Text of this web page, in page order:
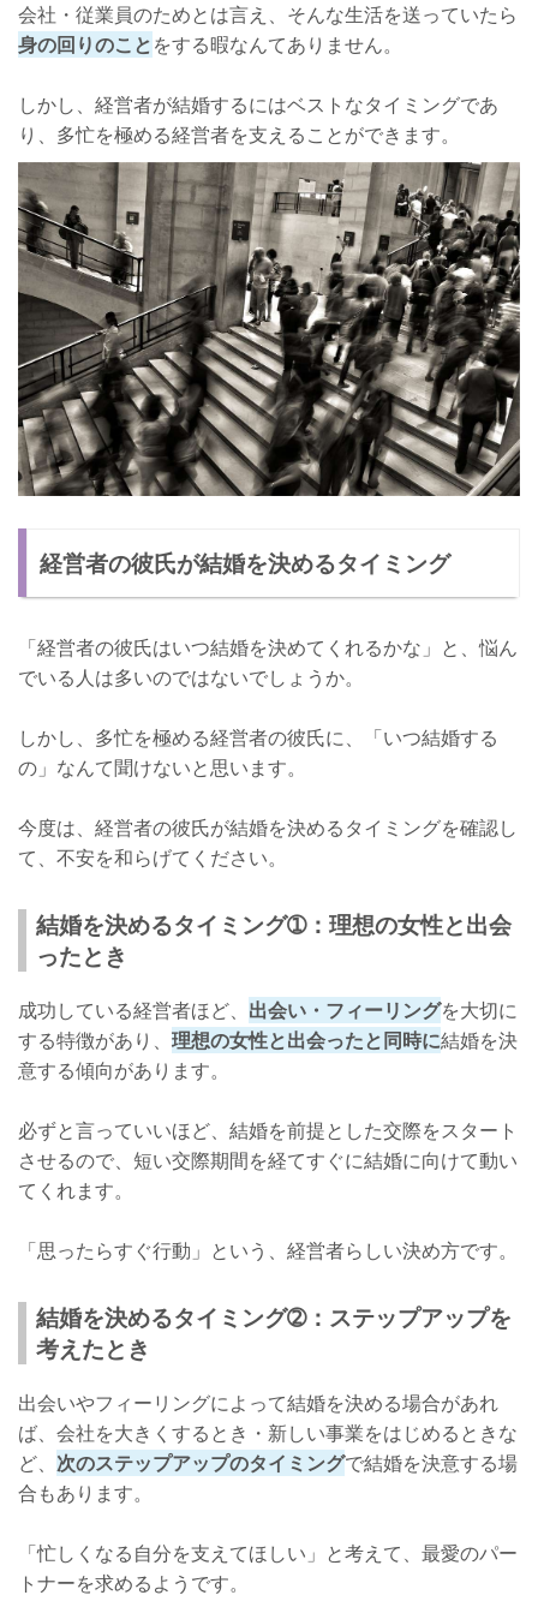
会社・従業員のためとは言え、そんな生活を送っていたら
身の回りのことをする暇なんてありません。
しかし、経営者が結婚するにはベストなタイミングであ
り、多忙を極める経営者を支えることができます。
経営者の彼氏が結婚を決めるタイミング
「経営者の彼氏はいつ結婚を決めてくれるかな」と、悩ん
でいる人は多いのではないでしょうか。
しかし、多忙を極める経営者の彼氏に、「いつ結婚する
の」なんて聞けないと思います。
今度は、経営者の彼氏が結婚を決めるタイミングを確認し
て、不安を和らげてください。
結婚を決めるタイミング➀：理想の女性と出会
ったとき
成功している経営者ほど、 出会い・フィーリングを大切に
する特徴があり、 理想の女性と出会ったと同時に結婚を決
意する傾向があります。
必ずと言っていいほど、結婚を前提とした交際をスタート
させるので、短い交際期間を経てすぐに結婚に向けて動い
てくれます。
「思ったらすぐ行動」という、経営者らしい決め方です。
結婚を決めるタイミング➁：ステップアップを
考えたとき
出会いやフィーリングによって結婚を決める場合があれ
ば、会社を大きくするとき・新しい事業をはじめるときな
ど、 次のステップアップのタイミングで結婚を決意する場
合もあります。
「忙しくなる自分を支えてほしい」と考えて、最愛のパー
トナーを求めるようです。